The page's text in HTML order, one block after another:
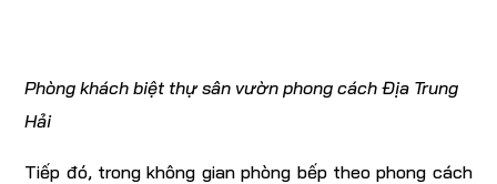
Phòng khách biệt thự sân vườn phong cách Địa Trung
Hải
Tiếp đó, trong không gian phòng bếp theo phong cách